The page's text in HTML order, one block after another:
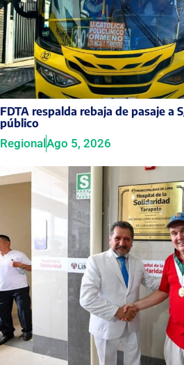
FDTA respalda rebaja de pasaje a
público
RegionalAgo 5, 2026